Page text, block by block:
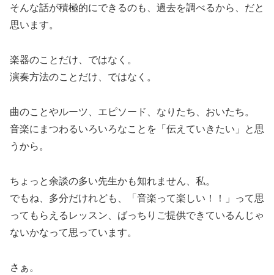
そんな話が積極的にできるのも、過去を調べるから、だと
思います。
楽器のことだけ、ではなく。
演奏方法のことだけ、ではなく。
曲のことやルーツ、エピソード、なりたち、おいたち。
音楽にまつわるいろいろなことを「伝えていきたい」と思
うから。
ちょっと余談の多い先生かも知れません、私。
でもね、多分だけれども、「音楽って楽しい！！」って思
ってもらえるレッスン、ばっちりご提供できているんじゃ
ないかなって思っています。
さぁ。